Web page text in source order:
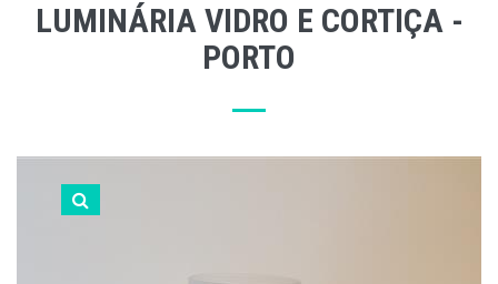
LUMINÁRIA VIDRO E CORTIÇA -
PORTO